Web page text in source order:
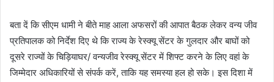
बता दें कि सीएम धामी ने बीते माह आला अफसरों की आपात बैठक लेकर वन्य जीव
प्रतिपालक को निर्देश दिए थे कि राज्य के रेस्क्यू सेंटर के गुलदार और बाघों को
दूसरे राज्यों के चिड़ियाघर/ वन्यजीव रेस्क्यू सेंटर में शिफ्ट करने के लिए वहां के
जिम्मेदार अधिकारियों से संपर्क करें, ताकि यह समस्या हल हो सके। इस दिशा में